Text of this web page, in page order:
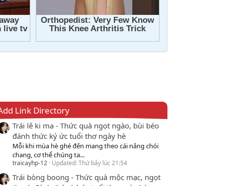
Link Directory
Trái lê ki ma - Thức quà ngọt ngào, bùi béo
đánh thức ký ức tuổi thơ ngày hè
Mỗi khi mùa hè ghé đến mang theo cái nắng chói
chang, cơ thể chúng ta...
traicayhp-12 Updated:Thứ bảy lúc 21:54
Trái bòng boong - Thức quà mộc mạc, ngọt